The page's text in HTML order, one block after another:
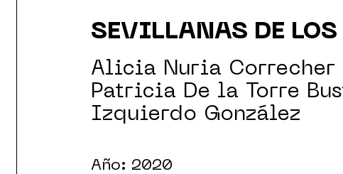
SEVILLANAS DE LOS
Alicia Nuria Correcher
Patricia De la Torre
Izquierdo González
Año: 2020